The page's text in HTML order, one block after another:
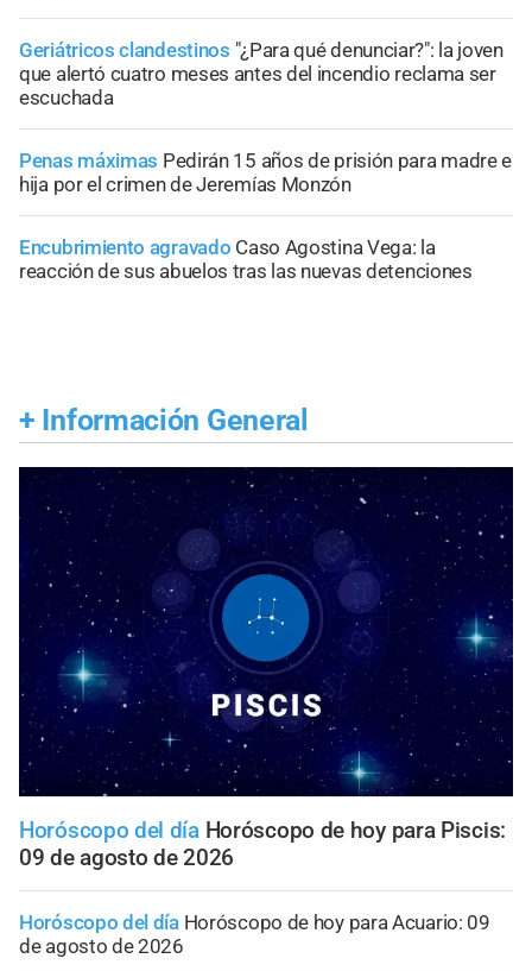
Geriátricos clandestinos "¿Para qué denunciar?": la joven
que alertó cuatro meses antes del incendio reclama ser
escuchada
Penas máximas Pedirán 15 años de prisión para madre e
hija por el crimen de Jeremías Monzón
Encubrimiento agravado Caso Agostina Vega: la
reacción de sus abuelos tras las nuevas detenciones
+ Información General
Horóscopo del día Horóscopo de hoy para Piscis:
09 de agosto de 2026
Horóscopo del día Horóscopo de hoy para Acuario: 09
de agosto de 2026